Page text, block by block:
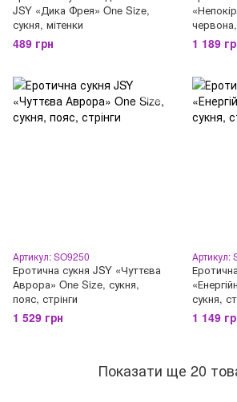
JSY «Дика Фрея» One Size,
сукня, мітенки
489 грн
червона,
1 189
Артикул: SO9250
Еротична сукня JSY «Чуттєва
Аврора» One Size, сукня,
пояс, стрінги
1 529 грн
Артикул:
сукня,
1 149
Показати ще 20